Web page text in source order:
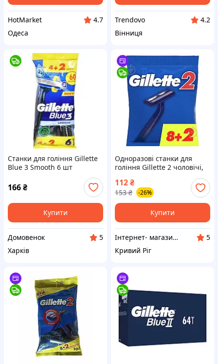
HotMarket
4.7
Одеса
Trendovo
4.2
Вінниця
Станки для гоління Gillette
Blue 3 Smooth 6 шт
166₴
Купити
Домовенок
5
Харків
Одноразові станки для
гоління Gillette 2 чоловічі,
112₴
153 ₴ -26%
Купити
Інтернет- магазин " Товари в Дім"
5
Кривий Ріг